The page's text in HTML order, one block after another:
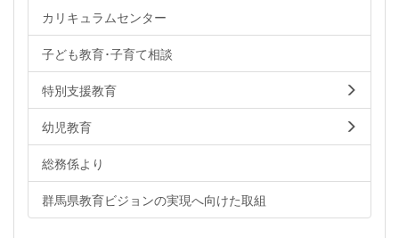
カリキュラムセンター
子ども教育･子育て相談
特別支援教育
幼児教育
総務係より
群馬県教育ビジョンの実現へ向けた取組